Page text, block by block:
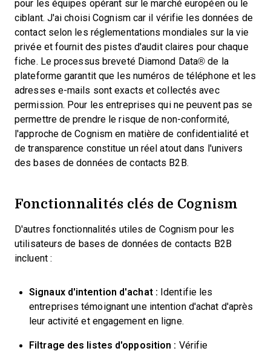
pour les équipes opérant sur le marché européen ou le
ciblant. J'ai choisi Cognism car il vérifie les données de
contact selon les réglementations mondiales sur la vie
privée et fournit des pistes d'audit claires pour chaque
fiche. Le processus breveté Diamond Data® de la
plateforme garantit que les numéros de téléphone et les
adresses e-mails sont exacts et collectés avec
permission. Pour les entreprises qui ne peuvent pas se
permettre de prendre le risque de non-conformité,
l'approche de Cognism en matière de confidentialité et
de transparence constitue un réel atout dans l'univers
des bases de données de contacts B2B.
Fonctionnalités clés de Cognism
D'autres fonctionnalités utiles de Cognism pour les
utilisateurs de bases de données de contacts B2B
incluent :
Signaux d'intention d'achat : Identifie les
entreprises témoignant une intention d'achat d'après
leur activité et engagement en ligne.
Filtrage des listes d'opposition : Vérifie